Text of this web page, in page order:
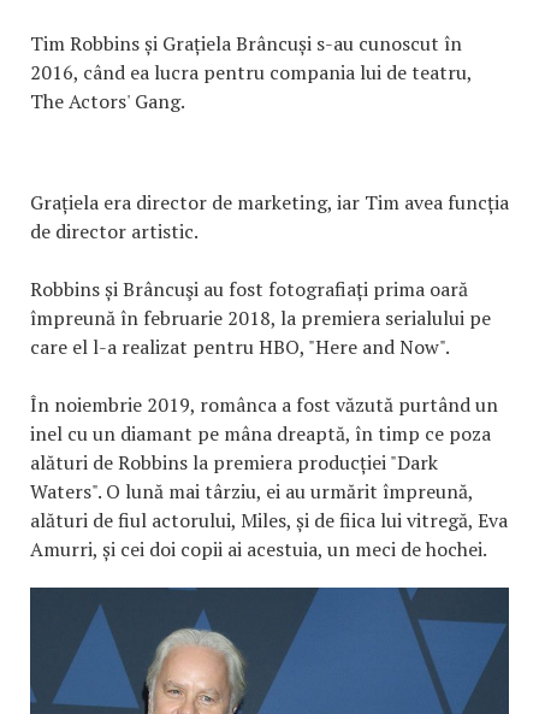
Tim Robbins și Grațiela Brâncuși s-au cunoscut în
2016, când ea lucra pentru compania lui de teatru,
The Actors' Gang.
Grațiela era director de marketing, iar Tim avea funcția
de director artistic.
Robbins și Brâncuşi au fost fotografiați prima oară
împreună în februarie 2018, la premiera serialului pe
care el l-a realizat pentru HBO, "Here and Now".
În noiembrie 2019, românca a fost văzută purtând un
inel cu un diamant pe mâna dreaptă, în timp ce poza
alături de Robbins la premiera producției "Dark
Waters". O lună mai târziu, ei au urmărit împreună,
alături de fiul actorului, Miles, și de fiica lui vitregă, Eva
Amurri, și cei doi copii ai acestuia, un meci de hochei.